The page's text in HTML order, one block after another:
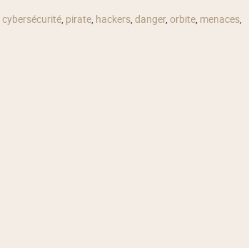
cybersécurité, pirate, hackers, danger, orbite, menaces,